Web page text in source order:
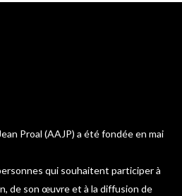
Proal (AAJP) a été fondée en mai
qui souhaitent participer à
de son œuvre et à la diffusion de